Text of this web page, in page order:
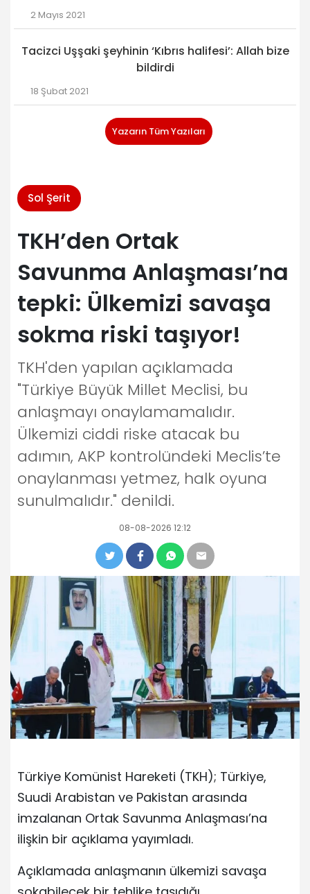
2 Mayıs 2021
Tacizci Uşşaki şeyhinin ‘Kıbrıs halifesi’: Allah bize
bildirdi
18 Şubat 2021
Yazarın Tüm Yazıları
Sol Şerit
TKH’den Ortak
Savunma Anlaşması’na
tepki: Ülkemizi savaşa
sokma riski taşıyor!
TKH'den yapılan açıklamada
"Türkiye Büyük Millet Meclisi, bu
anlaşmayı onaylamamalıdır.
Ülkemizi ciddi riske atacak bu
adımın, AKP kontrolündeki Meclis’te
onaylanması yetmez, halk oyuna
sunulmalıdır." denildi.
08-08-2026 12:12
Türkiye Komünist Hareketi (TKH); Türkiye,
Suudi Arabistan ve Pakistan arasında
imzalanan Ortak Savunma Anlaşması’na
ilişkin bir açıklama yayımladı.
Açıklamada anlaşmanın ülkemizi savaşa